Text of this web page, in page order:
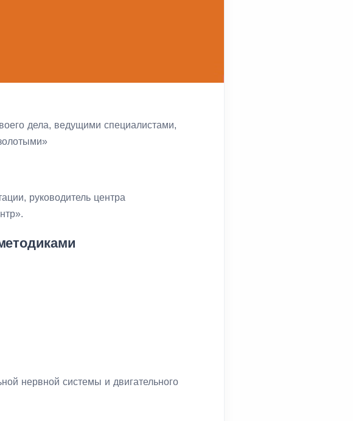
дела, ведущими специалистами,
руководитель центра
нервной системы и двигательного